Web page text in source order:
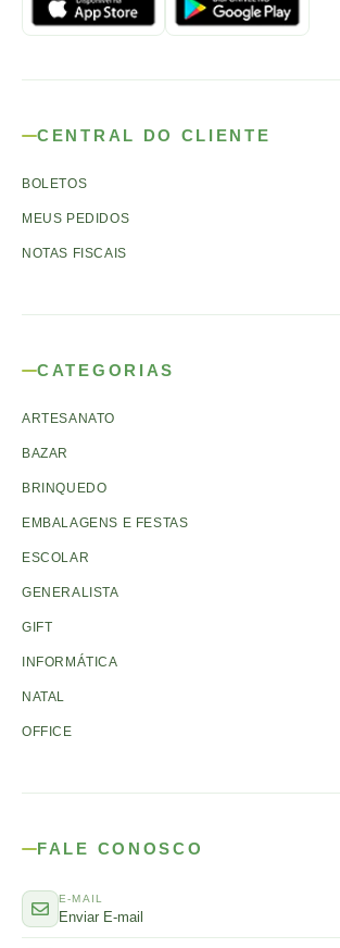
CENTRAL DO CLIENTE
BOLETOS
MEUS PEDIDOS
NOTAS FISCAIS
CATEGORIAS
ARTESANATO
BAZAR
BRINQUEDO
EMBALAGENS E FESTAS
ESCOLAR
GENERALISTA
GIFT
INFORMÁTICA
NATAL
OFFICE
FALE CONOSCO
E-MAIL
Enviar E-mail